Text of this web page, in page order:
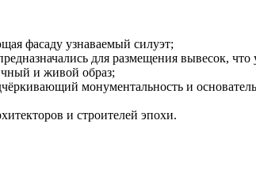
фасаду узнаваемый силуэт;
для размещения вывесок, что
и живой образ;
монументальность и
и строителей эпохи.